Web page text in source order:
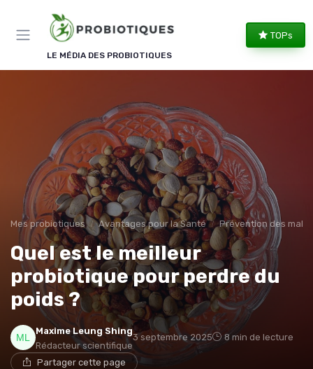
LE MÉDIA DES PROBIOTIQUES
TOPs
Mes probiotiques Avantages pour la Santé Prévention des
Quel est le meilleur
probiotique pour perdre du
poids ?
Maxime Leung Shing
Rédacteur scientifique
3 septembre 2025 8 min de lecture
Partager cette page